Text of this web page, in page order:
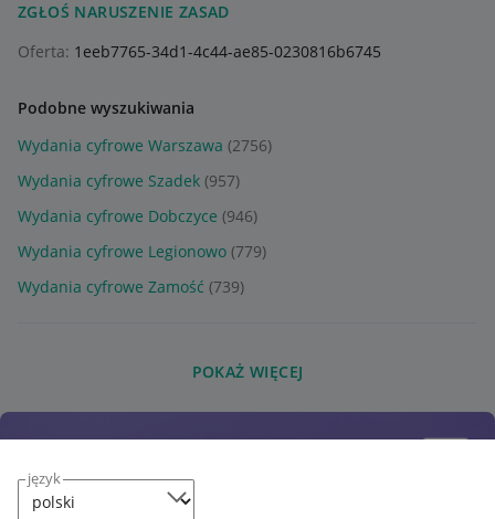
język
ZGŁOŚ NARUSZENIE ZASAD
Oferta: 1eeb7765-34d1-4c44-ae85-0230816b6745
Podobne wyszukiwania
Wydania cyfrowe Warszawa (2756)
Wydania cyfrowe Szadek (957)
Wydania cyfrowe Dobczyce (946)
Wydania cyfrowe Legionowo (779)
Wydania cyfrowe Zamość (739)
POKAŻ WIĘCEJ